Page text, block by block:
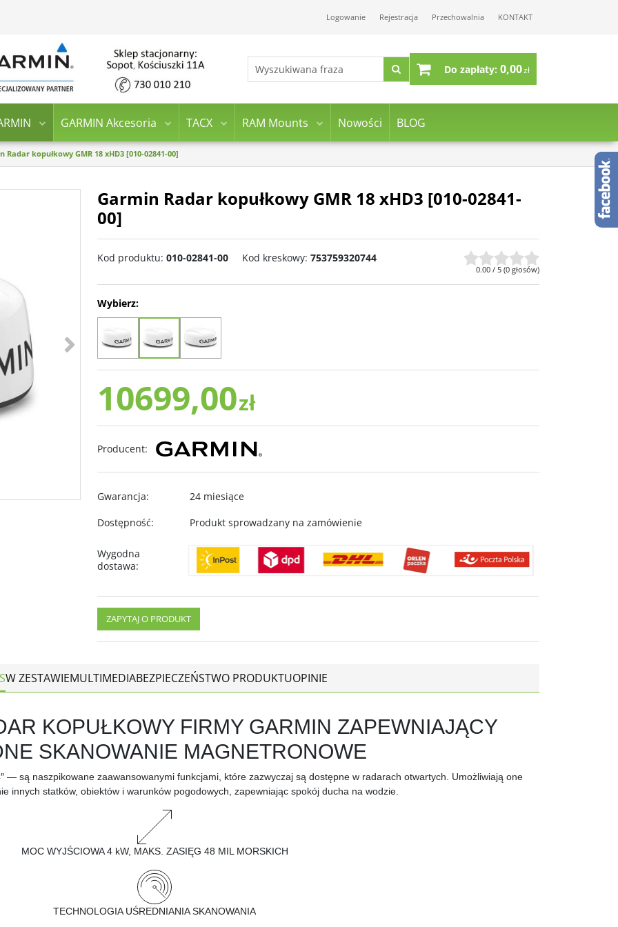
Logowanie Rejestracja Przechowalnia KONTAKT
Do zapłaty: 0,00zł
GARMIN Akcesoria TACX RAM Mounts Nowości BLOG
Radar kopułkowy GMR 18 xHD3 [010-02841-00]
Garmin Radar kopułkowy GMR 18 xHD3 [010-02841-
00]
Kod produktu: 010-02841-00 Kod kreskowy: 753759320744
0.00 / 5 (0 głosów)
Wybierz:
10699,00zł
Producent:
Gwarancja:
24 miesiące
Dostępność: Produkt sprowadzany na zamówienie
Wygodna
dostawa:
ZAPYTAJ O PRODUKT
W ZESTAWIEMULTIMEDIABEZPIECZEŃSTWO PRODUKTUOPINIE
KOPUŁKOWY FIRMY GARMIN ZAPEWNIAJĄCY
SKANOWANIE MAGNETRONOWE
— są naszpikowane zaawansowanymi funkcjami, które zazwyczaj są dostępne w radarach otwartych. Umożliwiają one
innych statków, obiektów i warunków pogodowych, zapewniając spokój ducha na wodzie.
MOC WYJŚCIOWA 4 kW, MAKS. ZASIĘG 48 MIL MORSKICH
TECHNOLOGIA UŚREDNIANIA SKANOWANIA